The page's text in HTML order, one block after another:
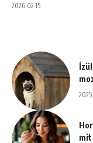
2026.02.15.
mit